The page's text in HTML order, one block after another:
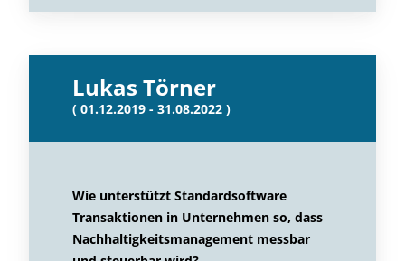
Lukas Törner
( 01.12.2019 - 31.08.2022 )
Wie unterstützt Standardsoftware
Transaktionen in Unternehmen so, dass
Nachhaltigkeitsmanagement messbar